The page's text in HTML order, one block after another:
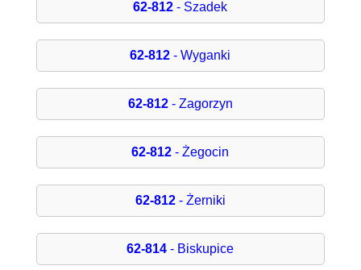
62-812 - Szadek
62-812 - Wyganki
62-812- Zagorzyn
62-812 - Żegocin
62-812- Żerniki
62-814 - Biskupice